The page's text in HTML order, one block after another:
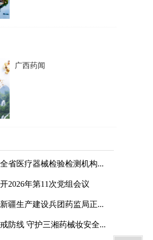
广西药闻
省医疗器械检验检测机构...
2026年第11次党组会议
疆生产建设兵团药监局正...
防线 守护三湘药械妆安全...